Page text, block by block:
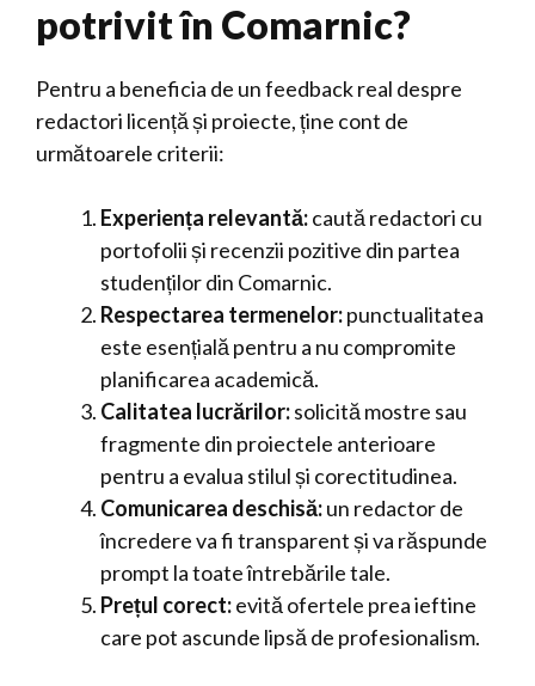
potrivit în Comarnic?
Pentru a beneficia de un feedback real despre
redactori licență și proiecte, ține cont de
următoarele criterii:
Experiența relevantă:caută redactori cu
portofolii și recenzii pozitive din partea
studenților din Comarnic.
Respectarea termenelor:punctualitatea
este esențială pentru a nu compromite
planificarea academică.
Calitatea lucrărilor:solicită mostre sau
fragmente din proiectele anterioare
pentru a evalua stilul și corectitudinea.
Comunicarea deschisă:un redactor de
încredere va fi transparent și va răspunde
prompt la toate întrebările tale.
Prețul corect:evită ofertele prea ieftine
care pot ascunde lipsă de profesionalism.